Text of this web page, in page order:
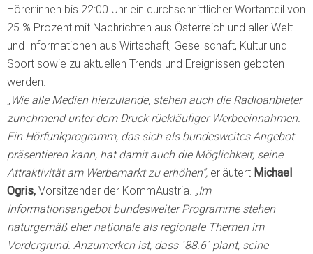
Hörer:innen bis 22:00 Uhr ein durchschnittlicher Wortanteil von
25 % Prozent mit Nachrichten aus Österreich und aller Welt
und Informationen aus Wirtschaft, Gesellschaft, Kultur und
Sport sowie zu aktuellen Trends und Ereignissen geboten
werden.
„ Wie alle Medien hierzulande, stehen auch die Radioanbieter
zunehmend unter dem Druck rückläufiger Werbeeinnahmen.
Ein Hörfunkprogramm, das sich als bundesweites Angebot
präsentieren kann, hat damit auch die Möglichkeit, seine
Attraktivität am Werbemarkt zu erhöhen“, erläutert Michael
Ogris, Vorsitzender der KommAustria. „Im
Informationsangebot bundesweiter Programme stehen
naturgemäß eher nationale als regionale Themen im
Vordergrund. Anzumerken ist, dass ´88.6´ plant, seine